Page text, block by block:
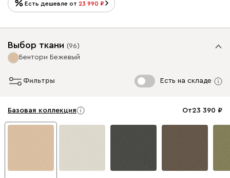
Есть дешевле от 23 990
Выбор ткани (96)
Бентори Бежевый
Фильтры Есть на складе
Базовая коллекция От23 390